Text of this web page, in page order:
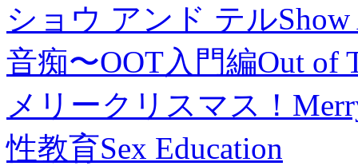
ショウ アンド テル
音痴〜OOT入門編Out of
メリークリスマス！
性教育Sex Education